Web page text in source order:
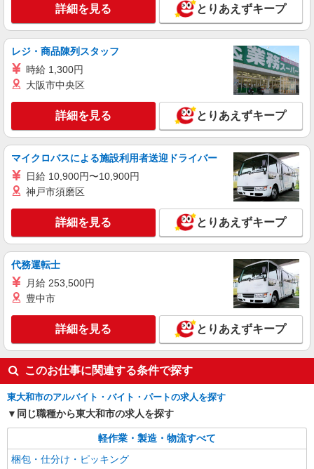
詳細を見る とりあえずキープ
レジ・商品陳列スタッフ
時給 1,300円
大阪市中央区
詳細を見る とりあえずキープ
マイクロバスによる施設利用者送迎ドライバー
日給 10,900円〜10,900円
神戸市須磨区
詳細を見る とりあえずキープ
代務運転士
月給 253,500円
豊中市
詳細を見る とりあえずキープ
このお仕事に関連する条件で探す
東大和市のアルバイト・バイト・パートの求人を探す
同じ職種から東大和市の求人を探す
軽作業・製造・物流すべて
梱包・仕分け・ピッキング